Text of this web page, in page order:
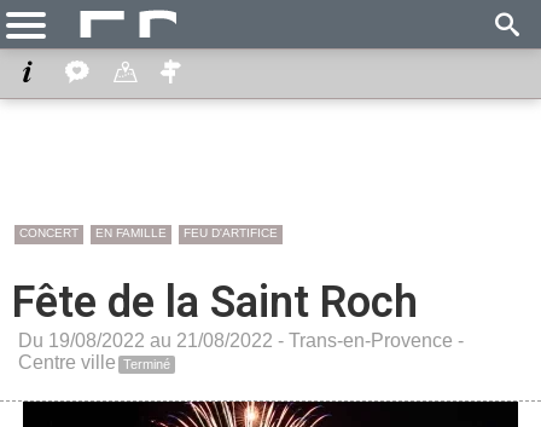
CONCERT EN FAMILLE FEU D'ARTIFICE
Fête de la Saint Roch
Du 19/08/2022 au 21/08/2022 - Trans-en-Provence -
Centre ville Terminé